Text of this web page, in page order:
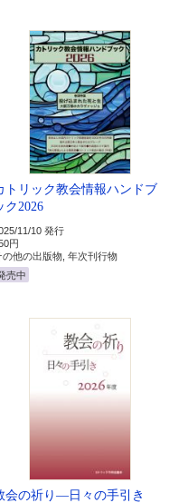
トリック教会情報ハンドブ
ク2026
11/10 発行
円
の他の出版物, 年次刊行物
売中
会の祈り―日々の手引き